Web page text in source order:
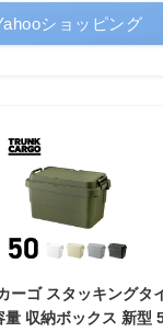
ショッピング
ーゴ スタッキングタ
量 収納ボックス 新型